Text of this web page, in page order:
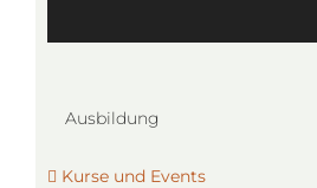
Ausbildung
Kurse und Events